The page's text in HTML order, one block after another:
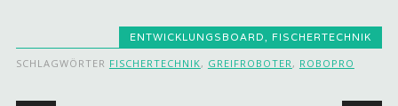
ENTWICKLUNGSBOARD, FISCHERTECHNIK
SCHLAGWÖRTER FISCHERTECHNIK, GREIFROBOTER, ROBOPRO